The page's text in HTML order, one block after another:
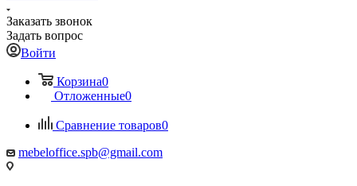
Заказать звонок
Задать вопрос
Войти
Корзина0
Отложенные0
Сравнение товаров0
mebeloffice.spb@gmail.com